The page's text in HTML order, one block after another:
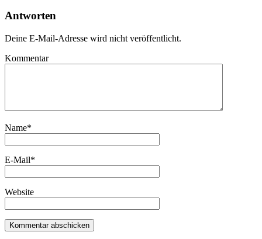
Antworten
Deine E-Mail-Adresse wird nicht veröffentlicht.
Kommentar
Name*
E-Mail*
Website